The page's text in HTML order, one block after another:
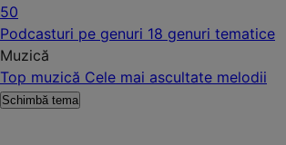
50
Podcasturi pe genuri 18 genuri tematice
Muzică
Top muzică Cele mai ascultate melodii
Schimbă tema